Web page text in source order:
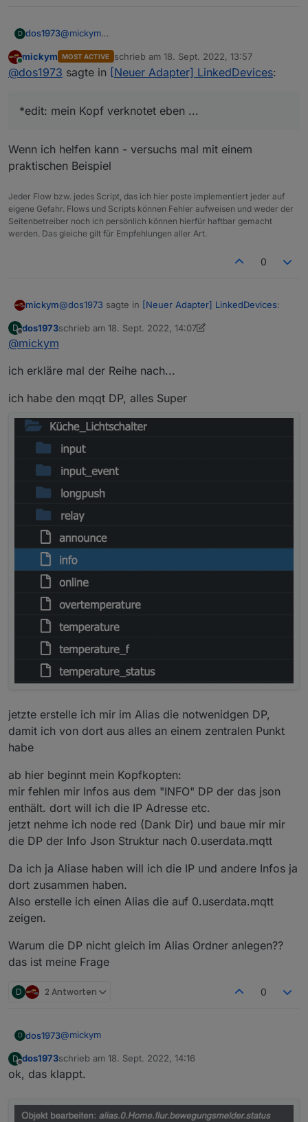
D dos1973@mickym
*edit: mein Kopf verknotet eben ...
Online
mickym MOST ACTIVE schrieb am 18. Sept. 2022, 13:57
zuletzt editiert von
@dos1973 sagte in [Neuer Adapter] LinkedDevices:
*edit: mein Kopf verknotet eben ...
Wenn ich helfen kann - versuchs mal mit einem
praktischen Beispiel
Jeder Flow bzw. jedes Script, das ich hier poste implementiert jeder auf
eigene Gefahr. Flows und Scripts können Fehler aufweisen und weder der
Seitenbetreiber noch ich persönlich können hierfür haftbar gemacht
werden. Das gleiche gilt für Empfehlungen aller Art.
0
mickym@dos1973 sagte in [Neuer Adapter] LinkedDevices:
Wenn ich helfen kann - versuchs mal mit einem
D
Offline
dos1973schrieb am 18. Sept. 2022, 14:07
zuletzt editiert von dos1973
@mickym
ich erkläre mal der Reihe nach...
ich habe den mqqt DP, alles Super
jetzte erstelle ich mir im Alias die notwenidgen DP,
damit ich von dort aus alles an einem zentralen Punkt
habe
ab hier beginnt mein Kopfkopten:
mir fehlen mir Infos aus dem "INFO" DP der das json
enthält. dort will ich die IP Adresse etc.
jetzt nehme ich node red (Dank Dir) und baue mir mir
die DP der Info Json Struktur nach 0.userdata.mqtt
Da ich ja Aliase haben will ich die IP und andere Infos ja
dort zusammen haben.
Also erstelle ich einen Alias die auf 0.userdata.mqtt
zeigen.
Warum die DP nicht gleich im Alias Ordner anlegen??
das ist meine Frage
D 2 Antworten 0
D dos1973@mickym
ich erkläre mal der Reihe nach...
jetzte erstelle ich mir im Alias die notwenidgen DP,
D
Offline
dos1973schrieb am 18. Sept. 2022, 14:16
zuletzt editiert von
ok, das klappt.